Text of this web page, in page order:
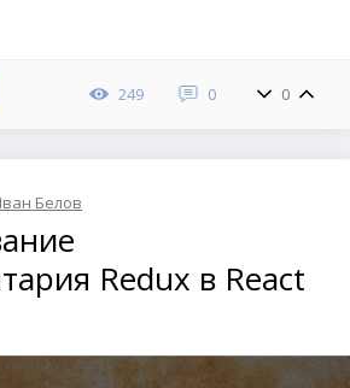
249 0 0
Белов
Redux в React